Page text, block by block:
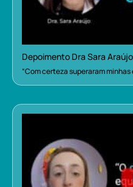
Depoimento Dra Sara
“Com certeza superaram